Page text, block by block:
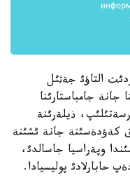
التاؤئ جةثئل
جانة جامباستارئنا
ذيلةرئنة
ادامعا وق كةؤدةسئنة جانة ئشئنة
وپةراسيا جاسالدئ،
حابارلادئ پوليسيادا.